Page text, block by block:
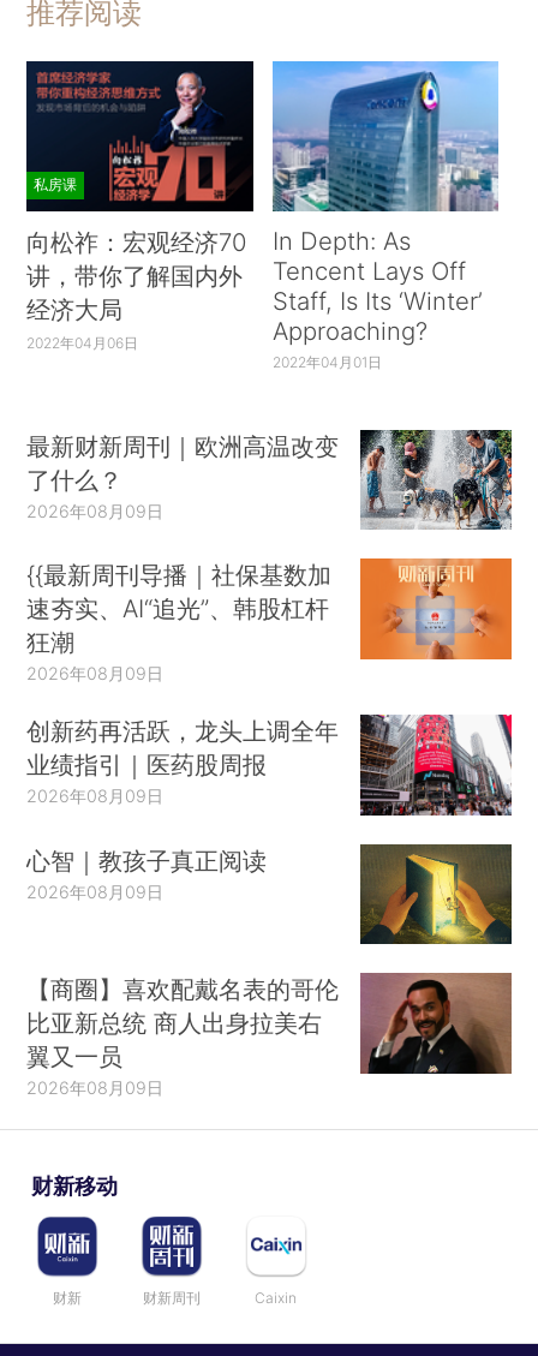
推荐阅读
私房课
向松祚：宏观经济70
讲，带你了解国内外
经济大局
2022年04月06日
In Depth: As
Tencent Lays Off
Staff, Is Its ‘Winter’
Approaching?
2022年04月01日
最新财新周刊｜欧洲高温改变
了什么？
2026年08月09日
{{最新周刊导播｜社保基数加
速夯实、AI“追光”、韩股杠杆
狂潮
2026年08月09日
创新药再活跃，龙头上调全年
业绩指引｜医药股周报
2026年08月09日
心智｜教孩子真正阅读
2026年08月09日
【商圈】喜欢配戴名表的哥伦
比亚新总统 商人出身拉美右
翼又一员
2026年08月09日
财新移动
财新 财新周刊 Caixin